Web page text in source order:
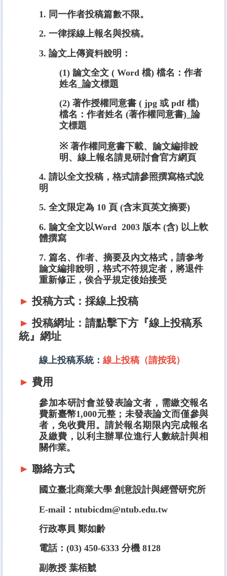
1. 同一作者投稿篇數不限。
2. 一律採線上報名與投稿。
3. 論文上傳資料說明：
(1) 論文全文 ( Word 檔) 檔名：作者
姓名_論文標題
(2) 著作授權同意書 ( jpg 或 pdf 檔)
檔名：作者姓名 (著作權同意書)_論
文標題
※ 著作權同意書下載、論文編排說
明、線上報名請見研討會官方網頁
4. 請以全文投稿，格式請參照撰寫格式說
明
5. 全文限定為 10 頁 (含末頁英文摘要)
6. 論文全文以Word 2003 版本 (含) 以上軟
體撰寫
7. 篇名、作者、摘要及內文格式，請參考
論文編排說明，格式不符規定者，將退件
重新修正，俟合乎規定後始接受
►投稿方式：採線上投稿
►投稿網址：請點擊下方『線上投稿系
統』網址
線上投稿系統： 線上投稿（請按我）
► 費用
參加本研討會並發表論文者，需繳交報名
費新臺幣1,000元整；未發表論文而僅參與
者，免收費用。請於報名期限內完成報名
及繳費，以利主辦單位進行人數統計與相
關作業。
► 聯絡方式
國立臺北商業大學 創意設計與經營研究所
E-mail：ntubicdm@ntub.edu.tw
行政專員 鄭如齡
電話：(03) 450-6333 分機 8128
副教授 葉栢虦